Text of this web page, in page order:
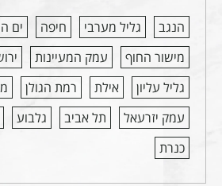
הנגב גליל מערבי חיפה ים
מישור החוף
עמק המעיינות
גליל עליון
אילת רמת הגולן
עמק יזרעאל
תל אביב גלבוע
כנרת